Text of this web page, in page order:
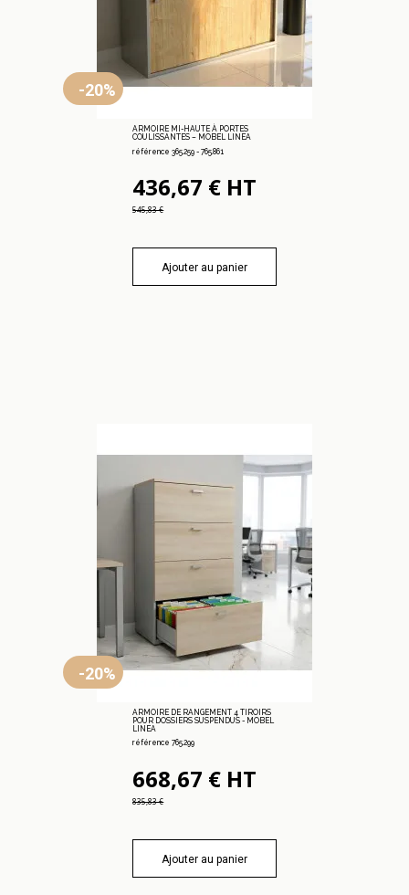
-20%
ARMOIRE MI-HAUTE À PORTES
COULISSANTES – MOBEL LINEA
référence 365.259 - 765.861
436,67 € HT
545,83 €
Ajouter au panier
-20%
ARMOIRE DE RANGEMENT 4 TIROIRS
POUR DOSSIERS SUSPENDUS - MOBEL
LINEA
référence 765.299
668,67 € HT
835,83 €
Ajouter au panier